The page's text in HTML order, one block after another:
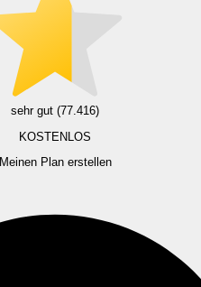
sehr gut (77.416)
KOSTENLOS
Meinen Plan erstellen